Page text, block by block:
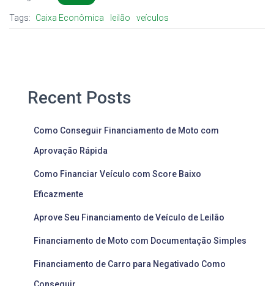
Tags: Caixa Econômica leilão veículos
Recent Posts
Como Conseguir Financiamento de Moto com
Aprovação Rápida
Como Financiar Veículo com Score Baixo
Eficazmente
Aprove Seu Financiamento de Veículo de Leilão
Financiamento de Moto com Documentação Simples
Financiamento de Carro para Negativado Como